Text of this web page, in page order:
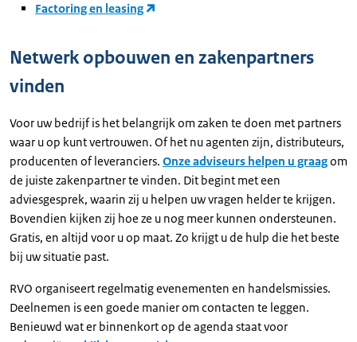
Factoring en leasing
Netwerk opbouwen en zakenpartners
vinden
Voor uw bedrijf is het belangrijk om zaken te doen met partners
waar u op kunt vertrouwen. Of het nu agenten zijn, distributeurs,
producenten of leveranciers. Onze adviseurs helpen u graagom
de juiste zakenpartner te vinden. Dit begint met een
adviesgesprek, waarin zij u helpen uw vragen helder te krijgen.
Bovendien kijken zij hoe ze u nog meer kunnen ondersteunen.
Gratis, en altijd voor u op maat. Zo krijgt u de hulp die het beste
bij uw situatie past.
RVO organiseert regelmatig evenementen en handelsmissies.
Deelnemen is een goede manier om contacten te leggen.
Benieuwd wat er binnenkort op de agenda staat voor